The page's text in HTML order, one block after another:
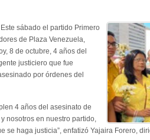
Este sábado el partido Primero
de Plaza Venezuela,
8 de octubre, 4 años del
justiciero que fue
por órdenes del
4 años del asesinato de
nosotros en nuestro partido,
se haga justicia”, enfatizó Yajaira Forero,